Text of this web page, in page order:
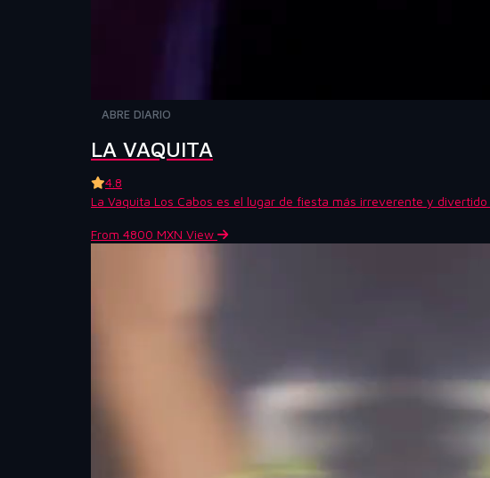
ABRE DIARIO
LA VAQUITA
4.8
La Vaquita Los Cabos es el lugar de fiesta más irreverente y
From 4800 MXN View